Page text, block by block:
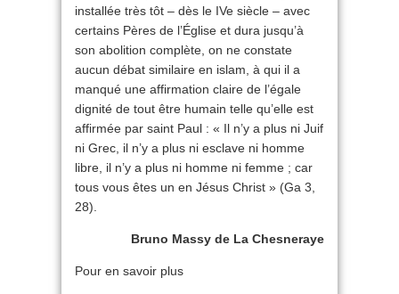
installée très tôt – dès le IVe siècle – avec
certains Pères de l’Église et dura jusqu’à
son abolition complète, on ne constate
aucun débat similaire en islam, à qui il a
manqué une affirmation claire de l’égale
dignité de tout être humain telle qu’elle est
affirmée par saint Paul : « Il n’y a plus ni Juif
ni Grec, il n’y a plus ni esclave ni homme
libre, il n’y a plus ni homme ni femme ; car
tous vous êtes un en Jésus Christ » (Ga 3,
28).
Bruno Massy de La Chesneraye
Pour en savoir plus